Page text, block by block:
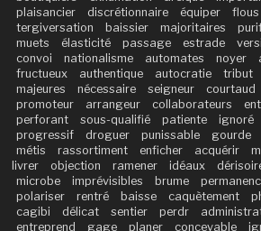
plaisancier
discrétionnaire équiper flous
tergiversation
baissier majoritaires
muets
élasticité passage estrade
convoi
nationalisme automates noyer
fructueux
authentique autocratie tribut
majeures
nécessaire seigneur courtaud
promoteur
arrangeur collaborateurs
perforant
sous-qualifié patiente ignoré
progressif
droguer punissable gourde
métis
rassortiment enficher acquérir
livrer
objection ramener idéaux
microbe
imprévisibles brume
polariser
rentré baisse caquètement
cagibi
délicat sentier perdr
entreprend
gage planer concevable